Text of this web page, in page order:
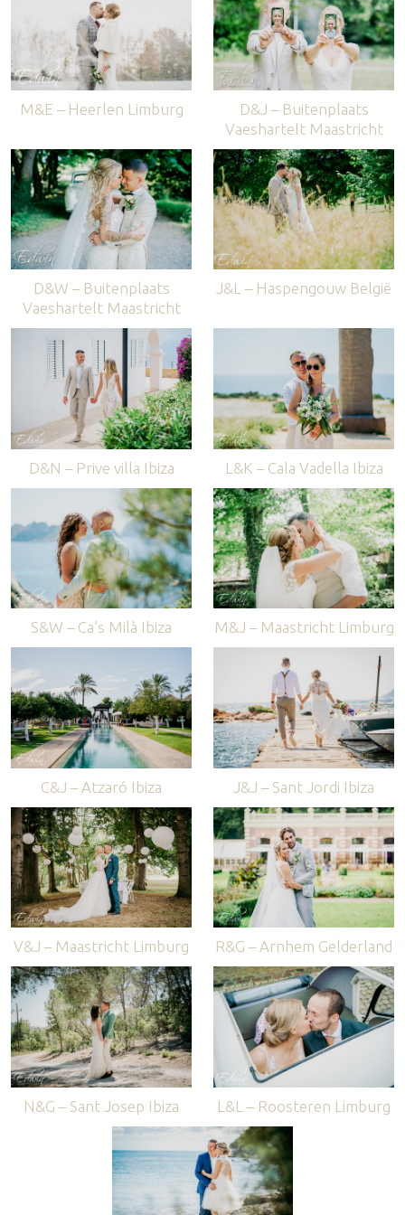
M&E – Heerlen Limburg
D&J – Buitenplaats
Vaeshartelt Maastricht
D&W – Buitenplaats
Vaeshartelt Maastricht
J&L – Haspengouw België
D&N – Prive villa Ibiza L&K – Cala Vadella Ibiza
S&W – Ca’s Milà Ibiza M&J – Maastricht Limburg
C&J – Atzaró Ibiza J&J – Sant Jordi Ibiza
V&J – Maastricht Limburg R&G – Arnhem Gelderland
N&G – Sant Josep Ibiza L&L – Roosteren Limburg